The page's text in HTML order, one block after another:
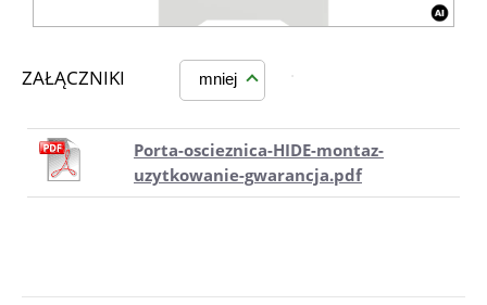
ZAŁĄCZNIKI mniej
Porta-oscieznica-HIDE-montaz-
uzytkowanie-gwarancja.pdf